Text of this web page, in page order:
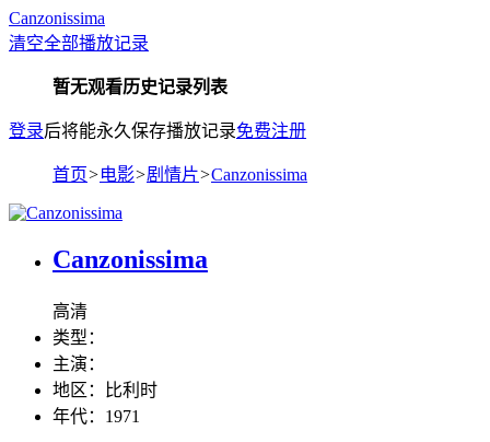
Canzonissima
清空全部播放记录
暂无观看历史记录列表
登录后将能永久保存播放记录免费注册
首页>电影>剧情片>Canzonissima
Canzonissima
高清
类型：
主演：
地区：
比利时
年代： 1971